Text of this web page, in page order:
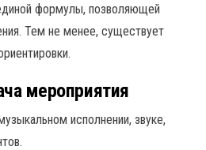
формулы, позволяющей
Тем не менее, существует
мероприятия
исполнении, звуке,